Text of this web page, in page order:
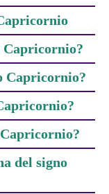
Capricornio?
Capricornio?
del signo